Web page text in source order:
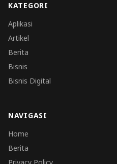
KATEGORI
Aplikasi
Artikel
Berita
Bisnis
Bisnis Digital
NAVIGASI
Home
Berita